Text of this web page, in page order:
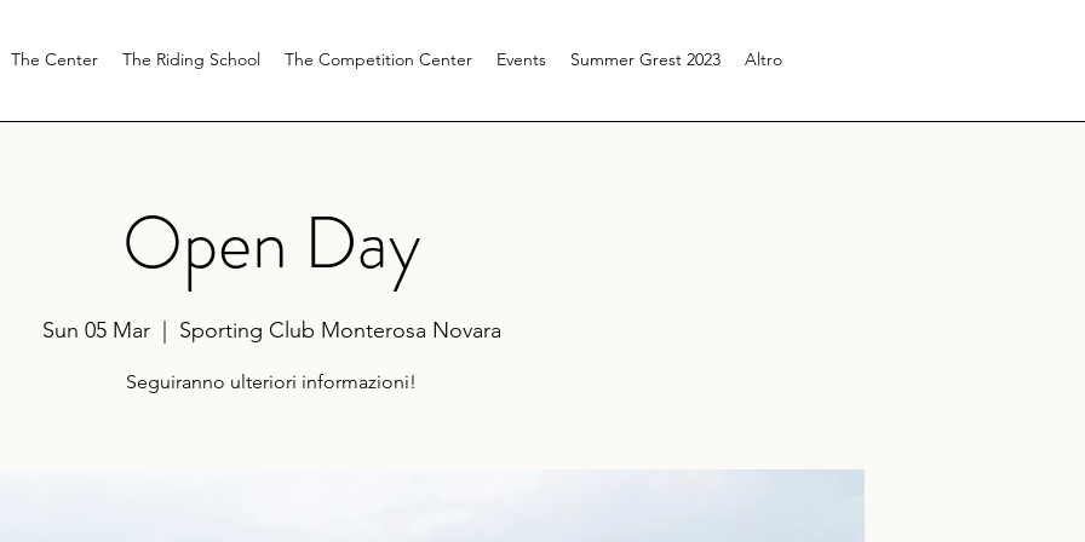
The Center The Riding School The Competition Center Events Summer Grest 2023 Altro
Open Day
Sun 05 Mar
  |
Sporting Club Monterosa Novara
Seguiranno ulteriori informazioni!